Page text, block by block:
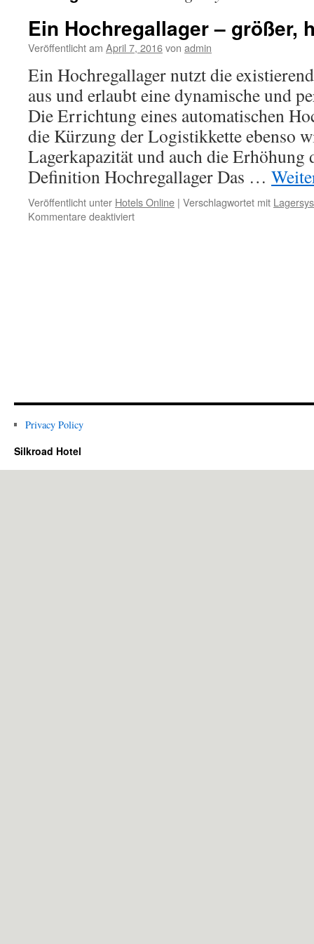
Ein Hochregallager – größer,
Veröffentlicht am April 7, 2016von admin
Ein Hochregallager nutzt die
aus und erlaubt eine dynamische und
Die Errichtung eines automatischen
die Kürzung der Logistikkette ebenso
Lagerkapazität und auch die
Definition Hochregallager Das …
Veröffentlicht unter Hotels Online | Verschlagwortet mit
Kommentare deaktiviertfür
Privacy Policy
Silkroad Hotel